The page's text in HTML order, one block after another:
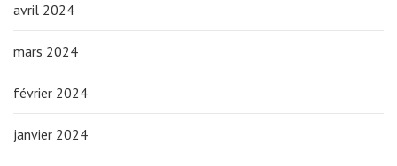
avril 2024
mars 2024
février 2024
janvier 2024